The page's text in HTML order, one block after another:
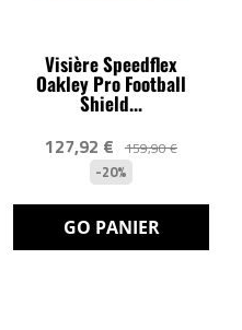
Visière Speedflex
Oakley Pro Football
Shield...
127,92 € 159,90 €
-20%
GO PANIER